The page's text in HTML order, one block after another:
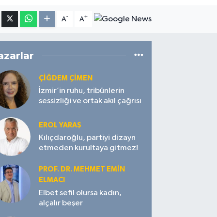
A- A+
ÇIĞDEM ÇIMEN
İzmir’in ruhu, tribünlerin
sessizliği ve ortak akıl çağrısı
EROL YARAŞ
Kılıçdaroğlu, partiyi dizayn
etmeden kurultaya gitmez!
PROF. DR. MEHMET EMIN
ELMACI
Elbet sefil olursa kadın,
alçalır beşer